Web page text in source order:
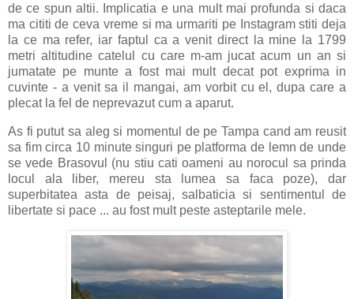
de ce spun altii. Implicatia e una mult mai profunda si daca
ma cititi de ceva vreme si ma urmariti pe Instagram stiti deja
la ce ma refer, iar faptul ca a venit direct la mine la 1799
metri altitudine catelul cu care m-am jucat acum un an si
jumatate pe munte a fost mai mult decat pot exprima in
cuvinte - a venit sa il mangai, am vorbit cu el, dupa care a
plecat la fel de neprevazut cum a aparut.
As fi putut sa aleg si momentul de pe Tampa cand am reusit
sa fim circa 10 minute singuri pe platforma de lemn de unde
se vede Brasovul (nu stiu cati oameni au norocul sa prinda
locul ala liber, mereu sta lumea sa faca poze), dar
superbitatea asta de peisaj, salbaticia si sentimentul de
libertate si pace ... au fost mult peste asteptarile mele.